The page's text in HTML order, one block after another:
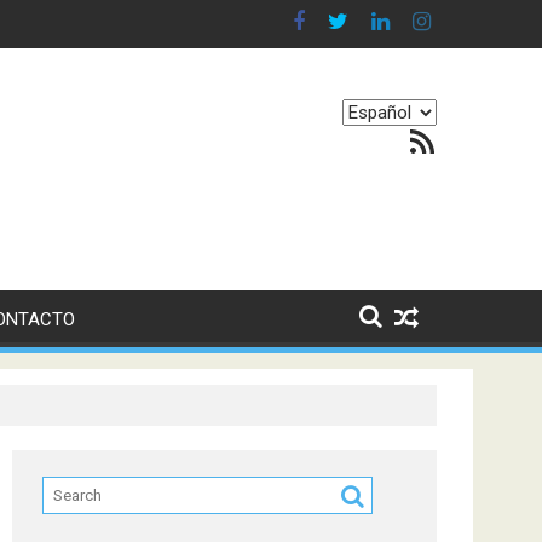
nuestro equilibrio emocional
Elegir
Feed RSS